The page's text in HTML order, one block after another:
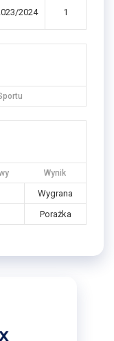
2024 1
Wynik
Wygrana
Porażka